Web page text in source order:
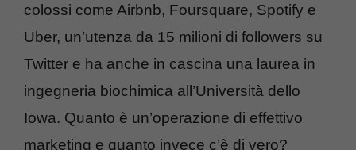
colossi come Airbnb, Foursquare, Spotify e
Uber, un’utenza da 15 milioni di followers su
Twitter e ha anche in cascina una laurea in
ingegneria biochimica all’Università dello
Iowa. Quanto è un’operazione di effettivo
marketing e quanto invece c’è di vero?